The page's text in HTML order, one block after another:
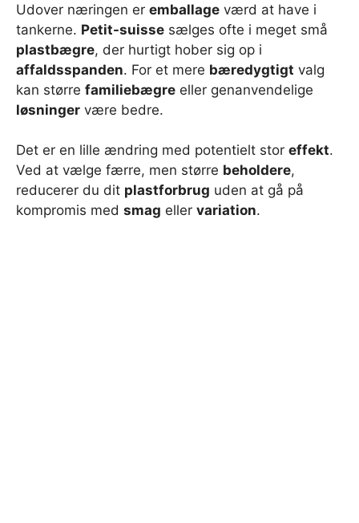
Udover næringen er emballage værd at have i
tankerne. Petit-suisse sælges ofte i meget små
plastbægre, der hurtigt hober sig op i
affaldsspanden. For et mere bæredygtigt valg
kan større familiebægre eller genanvendelige
løsninger være bedre.
Det er en lille ændring med potentielt stor effekt.
Ved at vælge færre, men større beholdere,
reducerer du dit plastforbrug uden at gå på
kompromis med smag eller variation.